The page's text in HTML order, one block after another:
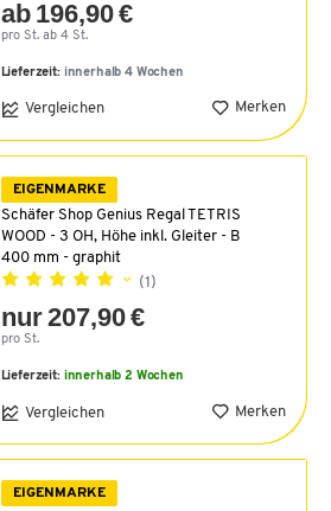
ab 196,90 €
pro St. ab 4 St.
Lieferzeit: innerhalb 4 Wochen
Vergleichen Merken
EIGENMARKE
Schäfer Shop Genius Regal TETRIS
WOOD - 3 OH, Höhe inkl. Gleiter - B
400 mm - graphit
(1)
nur 207,90 €
pro St.
Lieferzeit: innerhalb 2 Wochen
Vergleichen Merken
EIGENMARKE